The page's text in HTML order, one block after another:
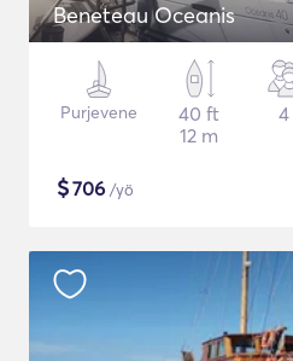
Beneteau Oceanis
Purjevene
40 ft
12 m
4
$706 /yö